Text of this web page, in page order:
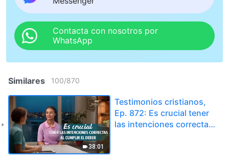
Contacta con nosotros por
WhatsApp
Similares 100/870
38:01
Testimonios cristianos,
Ep. 872: Es crucial tener
las intenciones correctas